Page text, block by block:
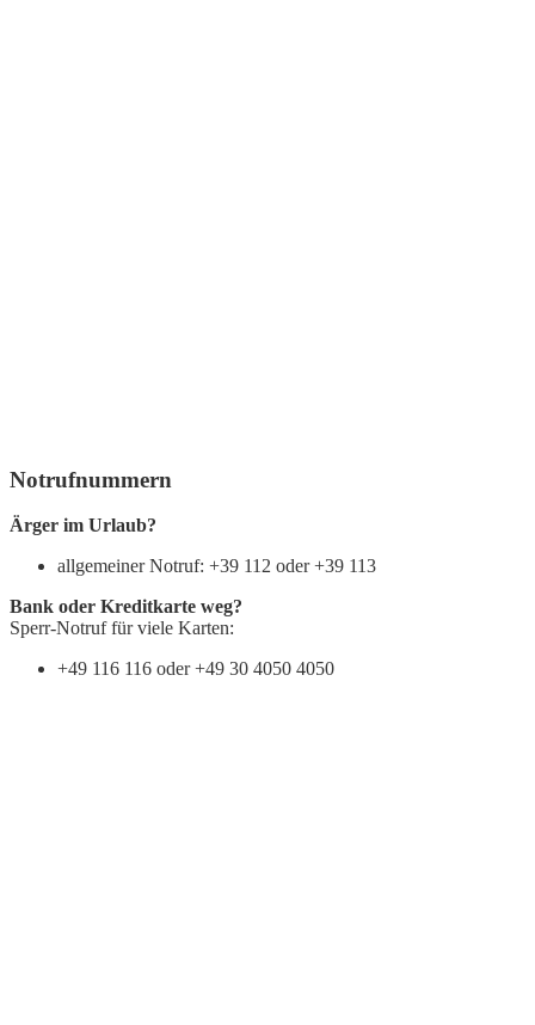
Notrufnummern
Ärger im Urlaub?
allgemeiner Notruf: +39 112 oder +39 113
Bank oder Kreditkarte weg?
Sperr-Notruf für viele Karten:
+49 116 116 oder +49 30 4050 4050